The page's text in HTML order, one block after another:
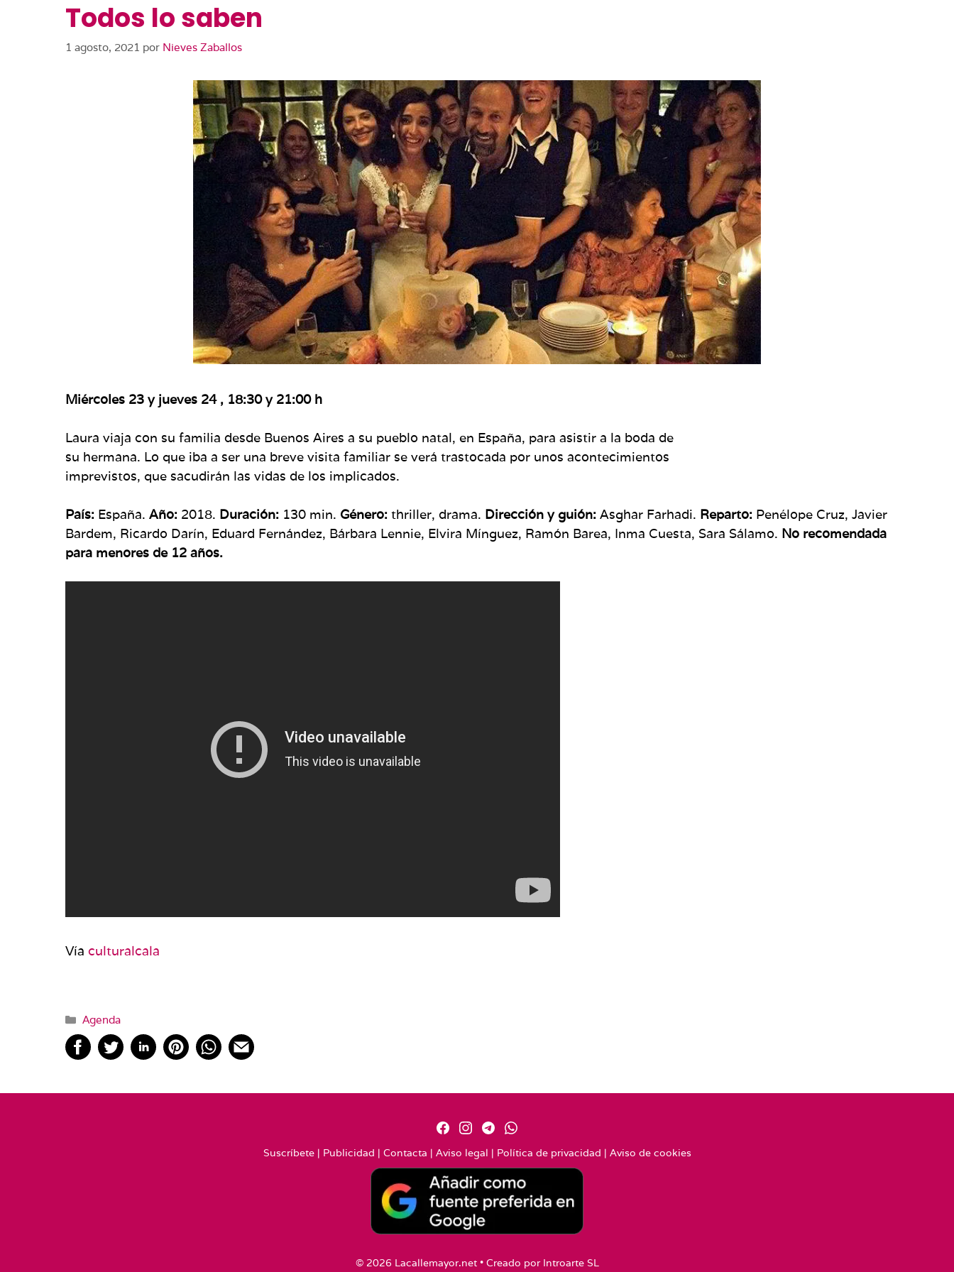
Todos lo saben
1 agosto, 2021 por Nieves Zaballos
Miércoles 23 y jueves 24 , 18:30 y 21:00 h
Laura viaja con su familia desde Buenos Aires a su pueblo natal, en España, para asistir a la boda de
su hermana. Lo que iba a ser una breve visita familiar se verá trastocada por unos acontecimientos
imprevistos, que sacudirán las vidas de los implicados.
País: España. Año: 2018. Duración: 130 min. Género: thriller, drama. Dirección y guión: Asghar Farhadi. Reparto: Penélope Cruz, Javier
Bardem, Ricardo Darín, Eduard Fernández, Bárbara Lennie, Elvira Mínguez, Ramón Barea, Inma Cuesta, Sara Sálamo. No recomendada
para menores de 12 años.
Vía culturalcala
Categorías
Agenda
Suscríbete| Publicidad | Contacta | Aviso legal | Política de privacidad | Aviso de cookies
© 2026 Lacallemayor.net • Creado por Introarte SL